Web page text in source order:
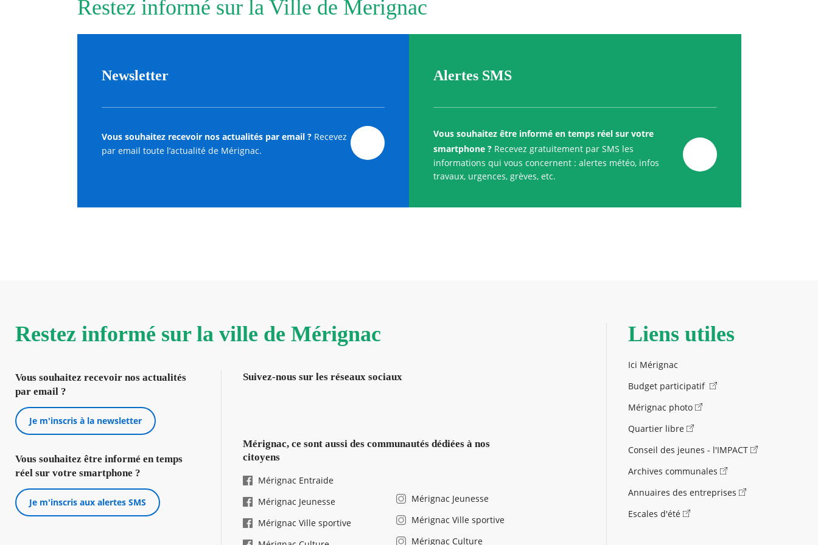
Restez informé sur la Ville de Merignac
Newsletter
Vous souhaitez recevoir nos actualités par email ?Recevez
par email toute l’actualité de Mérignac.
Alertes SMS
Vous souhaitez être informé en temps réel sur votre
smartphone ? Recevez gratuitement par SMS les
informations qui vous concernent : alertes météo, infos
travaux, urgences, grèves, etc.
Restez informé sur la ville de Mérignac
Vous souhaitez recevoir nos actualités
par email ?
Je m'inscris à la newsletter
Vous souhaitez être informé en temps
réel sur votre smartphone ?
Je m'inscris aux alertes SMS
Suivez-nous sur les réseaux sociaux
Mérignac, ce sont aussi des communautés dédiées à nos
citoyens
Mérignac Entraide
Mérignac Jeunesse
Mérignac Ville sportive
Mérignac Jeunesse
Mérignac Ville sportive
Mérignac Culture
Liens utiles
Ici Mérignac
Budget participatif
Mérignac photo
Quartier libre
Conseil des jeunes - l'IMPACT
Archives communales
Annuaires des entreprises
Escales d'été